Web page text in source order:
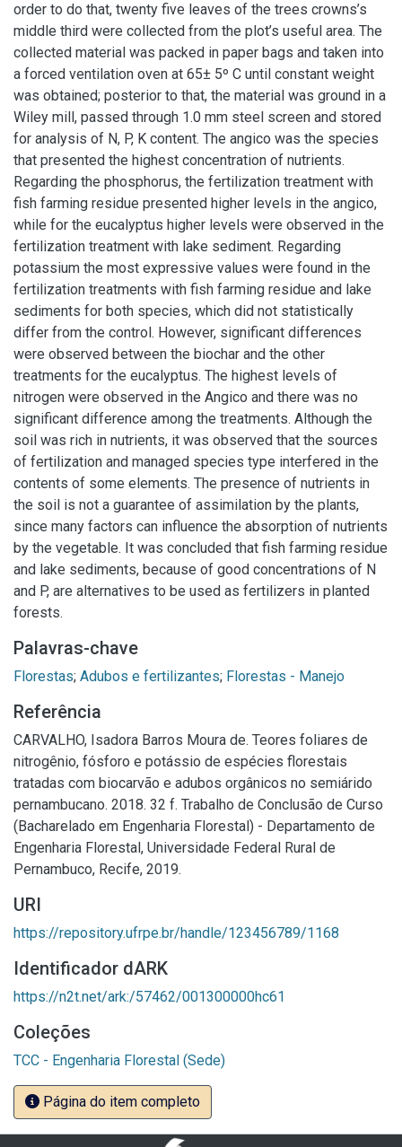
order to do that, twenty five leaves of the trees crowns’s
middle third were collected from the plot’s useful area. The
collected material was packed in paper bags and taken into
a forced ventilation oven at 65± 5º C until constant weight
was obtained; posterior to that, the material was ground in a
Wiley mill, passed through 1.0 mm steel screen and stored
for analysis of N, P, K content. The angico was the species
that presented the highest concentration of nutrients.
Regarding the phosphorus, the fertilization treatment with
fish farming residue presented higher levels in the angico,
while for the eucalyptus higher levels were observed in the
fertilization treatment with lake sediment. Regarding
potassium the most expressive values were found in the
fertilization treatments with fish farming residue and lake
sediments for both species, which did not statistically
differ from the control. However, significant differences
were observed between the biochar and the other
treatments for the eucalyptus. The highest levels of
nitrogen were observed in the Angico and there was no
significant difference among the treatments. Although the
soil was rich in nutrients, it was observed that the sources
of fertilization and managed species type interfered in the
contents of some elements. The presence of nutrients in
the soil is not a guarantee of assimilation by the plants,
since many factors can influence the absorption of nutrients
by the vegetable. It was concluded that fish farming residue
and lake sediments, because of good concentrations of N
and P, are alternatives to be used as fertilizers in planted
forests.
Palavras-chave
Florestas; Adubos e fertilizantes; Florestas - Manejo
Referência
CARVALHO, Isadora Barros Moura de. Teores foliares de
nitrogênio, fósforo e potássio de espécies florestais
tratadas com biocarvão e adubos orgânicos no semiárido
pernambucano. 2018. 32 f. Trabalho de Conclusão de Curso
(Bacharelado em Engenharia Florestal) - Departamento de
Engenharia Florestal, Universidade Federal Rural de
Pernambuco, Recife, 2019.
URI
https://repository.ufrpe.br/handle/123456789/1168
Identificador dARK
https://n2t.net/ark:/57462/001300000hc61
Coleções
TCC - Engenharia Florestal (Sede)
Página do item completo